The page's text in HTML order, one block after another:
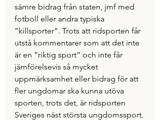
sämre bidrag från staten, jmf med
fotboll eller andra typiska
”killsporter”. Trots att ridsporten får
utstå kommentarer som att det inte
är en ”riktig sport” och inte får
jämförelsevis så mycket
uppmärksamhet eller bidrag för att
fler ungdomar ska kunna utöva
sporten, trots det, är ridsporten
Sveriges näst största ungdomssport.